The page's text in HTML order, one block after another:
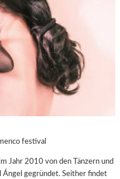
festival
Jahr 2010 von den Tänzern und
Ángel gegründet. Seither findet